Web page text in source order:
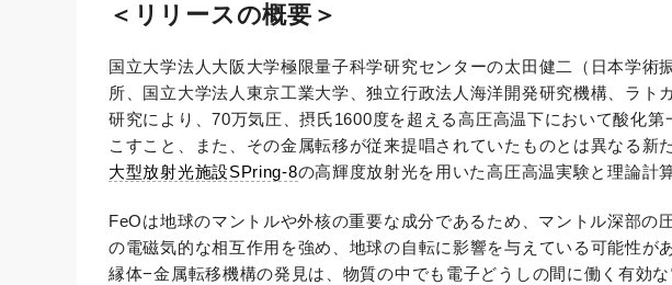
＜リリースの概要＞
国立大学法人大阪大学極限量子科学研究センターの太田健二（日本学
所、国立大学法人東京工業大学、独立行政法人海洋開発研究機構、ラ
研究により、70万気圧、摂氏1600度を超える高圧高温下において酸化
こすこと、また、その金属転移が従来提唱されていたものとは異なる新
大型放射光施設SPring-8の高輝度放射光を用いた高圧高温実験と理論計
FeOは地球のマントルや外核の重要な成分であるため、マントル深部
の電磁気的な相互作用を強め、地球の自転に影響を与えている可能性が
縁体−金属転移機構の発見は、物質の中でも電子どうしの間に働く有効